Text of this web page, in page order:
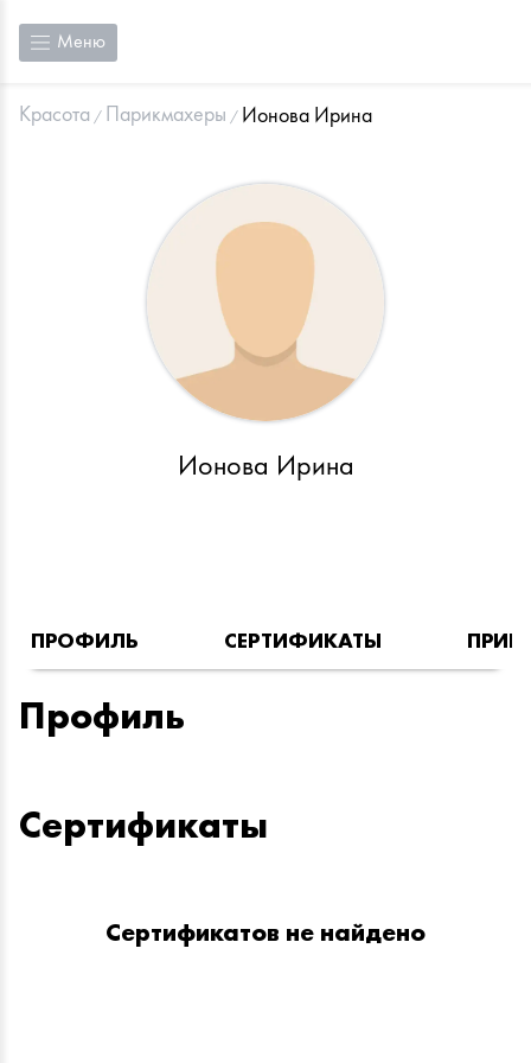
Меню
Красота Парикмахеры Ионова Ирина
Ионова Ирина
ПРОФИЛЬ СЕРТИФИКАТЫ
Профиль
Сертификаты
Сертификатов не найдено